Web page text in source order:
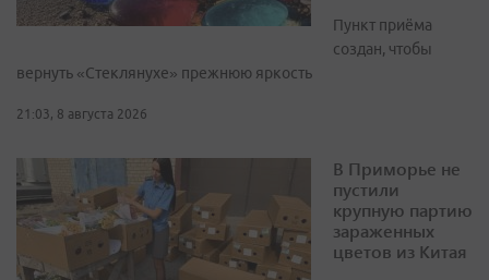
Пункт приёма
создан, чтобы
вернуть «Стеклянухе» прежнюю яркость
21:03, 8 августа 2026
В Приморье не
пустили
крупную партию
зараженных
цветов из Китая